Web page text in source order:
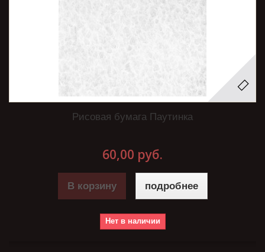
Рисовая бумага Паутинка
60,00 руб.
В корзину подробнее
Нет в наличии